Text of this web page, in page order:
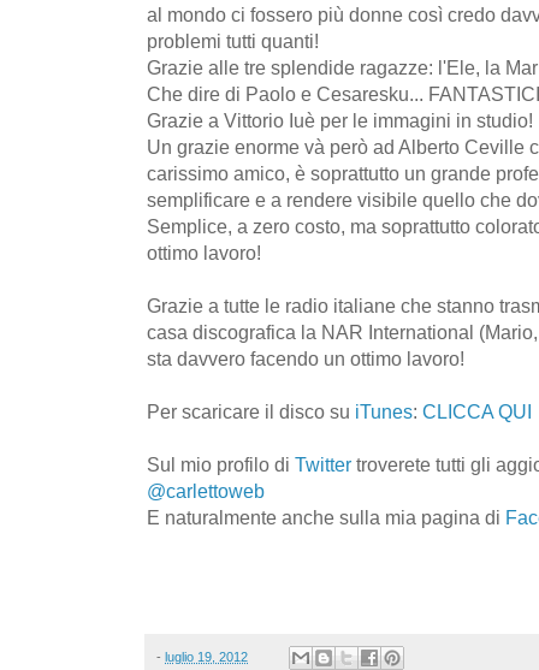
al mondo ci fossero più donne così credo
problemi tutti quanti!
Grazie alle tre splendide ragazze: l'Ele, la
Che dire di Paolo e Cesaresku...
Grazie a Vittorio Iuè per le immagini in studio!
Un grazie enorme và però ad Alberto Ceville
carissimo amico, è soprattutto un grande
semplificare e a rendere visibile quello che
Semplice, a zero costo, ma soprattutto
ottimo lavoro!
Grazie a tutte le radio italiane che stanno
casa discografica la NAR International
sta davvero facendo un ottimo lavoro!
Per scaricare il disco su iTunes: CLICCA QUI
Sul mio profilo di Twitter troverete tutti gli
@carlettoweb
E naturalmente anche sulla mia pagina di
- luglio 19, 2012